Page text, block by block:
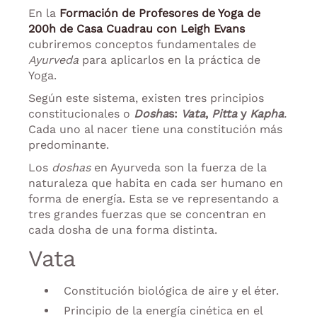
En la Formación de Profesores de Yoga de
200h de Casa Cuadrau con Leigh Evans
cubriremos conceptos fundamentales de
Ayurveda para aplicarlos en la práctica de
Yoga.
Según este sistema, existen tres principios
constitucionales o Doshas: Vata, Pitta y Kapha.
Cada uno al nacer tiene una constitución más
predominante.
Los doshasen Ayurveda son la fuerza de la
naturaleza que habita en cada ser humano en
forma de energía. Esta se ve representando a
tres grandes fuerzas que se concentran en
cada dosha de una forma distinta.
Vata
Constitución biológica de aire y el éter.
Principio de la energía cinética en el